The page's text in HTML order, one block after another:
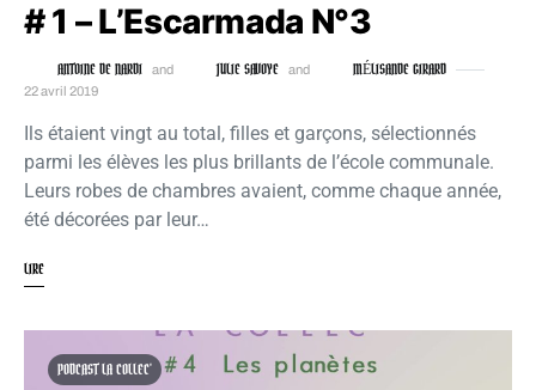
# 1 – L’Escarmada N°3
ANTOINE DE NARDI and JULIE SAVOYE and MÉLISANDE GIRARD
22 avril 2019
Ils étaient vingt au total, filles et garçons, sélectionnés
parmi les élèves les plus brillants de l’école communale.
Leurs robes de chambres avaient, comme chaque année,
été décorées par leur…
LIRE
PODCAST LA COLLEC'